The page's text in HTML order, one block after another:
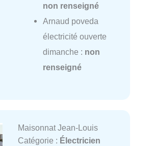
non renseigné
Arnaud poveda
électricité ouverte
dimanche : non
renseigné
Maisonnat Jean-Louis
Catégorie : Électricien